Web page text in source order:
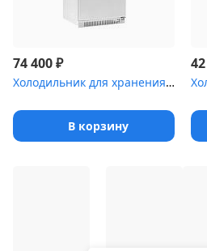
74 400₽
Холодильник для хранения крови Pozis ХК-400-2 с металлической две...
В корзину